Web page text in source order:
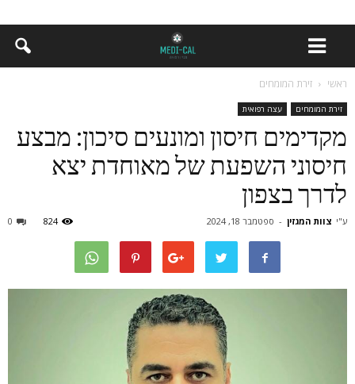
ראשי זירת המומחים
זירת המומחים עצה רפואית
מקדימים חיסון ומונעים סיכון: מבצע
חיסוני השפעת של מאוחדת יצא
לדרך בצפון
ע"י צוות המגזין - ספטמבר 18, 2024 0 824